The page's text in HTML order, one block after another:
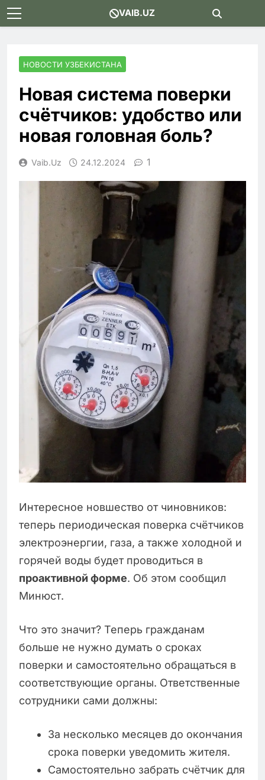
Skip
to
VAIB.UZ
НОВОСТИ УЗБЕКИСТАНА
Новая система поверки
счётчиков: удобство или
новая головная боль?
Vaib.uz 24.12.2024 1
Интересное новшество от чиновников:
теперь периодическая поверка счётчиков
электроэнергии, газа, а также холодной и
горячей воды будет проводиться в
проактивной форме. Об этом сообщил
Минюст.
Что это значит? Теперь гражданам
больше не нужно думать о сроках
поверки и самостоятельно обращаться в
соответствующие органы. Ответственные
сотрудники сами должны:
За несколько месяцев до окончания
срока поверки уведомить жителя.
Самостоятельно забрать счётчик для